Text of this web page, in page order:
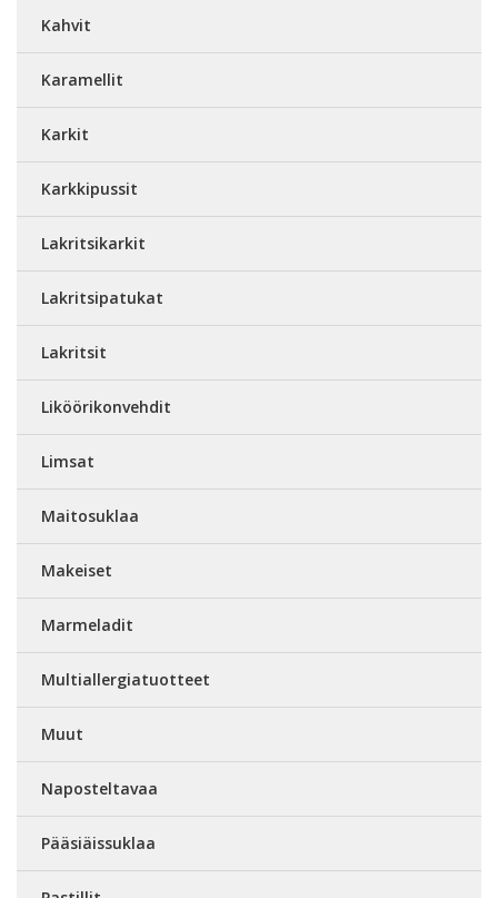
Kahvit
Karamellit
Karkit
Karkkipussit
Lakritsikarkit
Lakritsipatukat
Lakritsit
Liköörikonvehdit
Limsat
Maitosuklaa
Makeiset
Marmeladit
Multiallergiatuotteet
Muut
Naposteltavaa
Pääsiäissuklaa